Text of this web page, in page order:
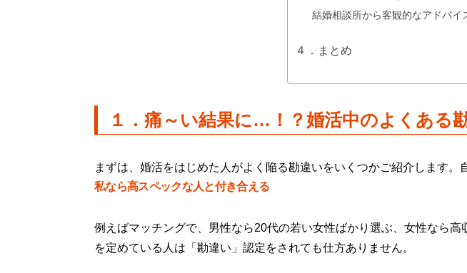
結婚相談所から客観的なアドバイ
４．まとめ
１． 痛～い結果に…！？婚活中のよくある
まずは、婚活をはじめた人がよく陥る勘違いをいくつかご紹介します
私なら高スペックな人と付き合える
例えばマッチングで、男性なら20代の若い女性ばかり選ぶ、女性なら
を定めている人は「勘違い」認定をされても仕方ありません。